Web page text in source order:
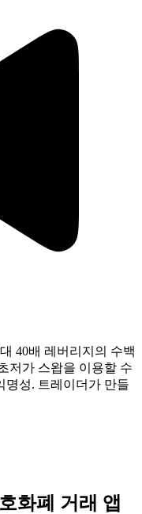
40배 레버리지의 수백
저가 스왑을 이용할 수
명성. 트레이더가 만들
화폐 거래 앱